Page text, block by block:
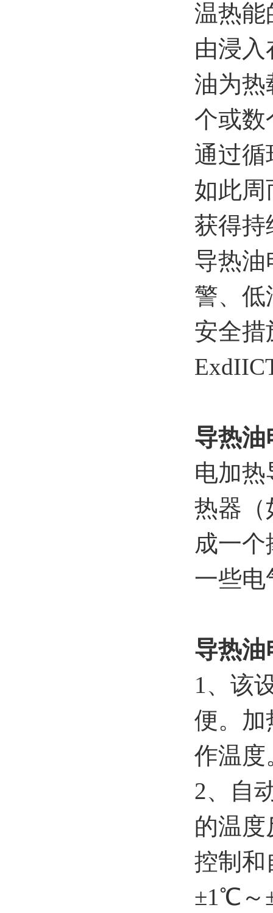
温热能
由浸
油为热
个或数
通过循
如此周
获得持
导热油
警、低
安全措
导热油
电加
热器（
成一
一些电
导热油
1、该
便。加
作温
2、自
的温
控制和
±1℃～